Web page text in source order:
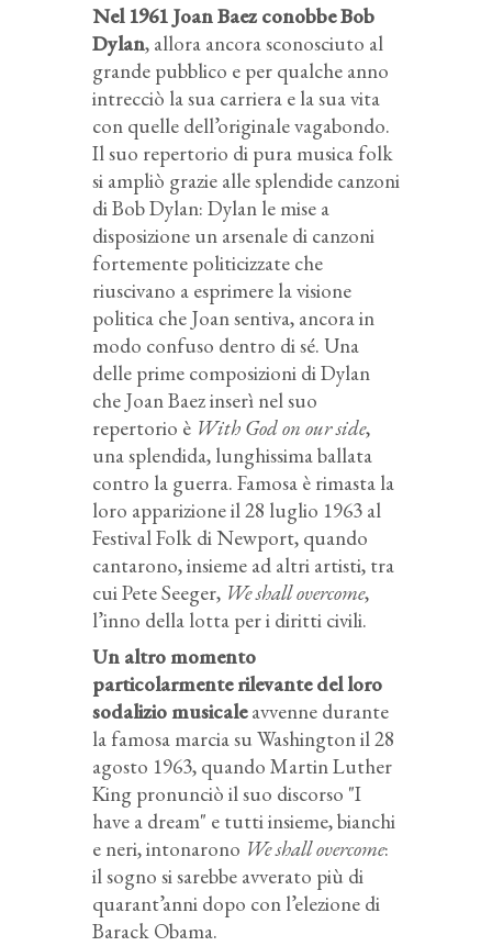
Nel 1961 Joan Baez conobbe Bob
Dylan, allora ancora sconosciuto al
grande pubblico e per qualche anno
intrecciò la sua carriera e la sua vita
con quelle dell’originale vagabondo.
Il suo repertorio di pura musica folk
si ampliò grazie alle splendide canzoni
di Bob Dylan: Dylan le mise a
disposizione un arsenale di canzoni
fortemente politicizzate che
riuscivano a esprimere la visione
politica che Joan sentiva, ancora in
modo confuso dentro di sé. Una
delle prime composizioni di Dylan
che Joan Baez inserì nel suo
repertorio è With God on our side,
una splendida, lunghissima ballata
contro la guerra. Famosa è rimasta la
loro apparizione il 28 luglio 1963 al
Festival Folk di Newport, quando
cantarono, insieme ad altri artisti, tra
cui Pete Seeger, We shall overcome,
l’inno della lotta per i diritti civili.
Un altro momento
particolarmente rilevante del loro
sodalizio musicaleavvenne durante
la famosa marcia su Washington il 28
agosto 1963, quando Martin Luther
King pronunciò il suo discorso "I
have a dream" e tutti insieme, bianchi
e neri, intonarono We shall overcome:
il sogno si sarebbe avverato più di
quarant’anni dopo con l’elezione di
Barack Obama.